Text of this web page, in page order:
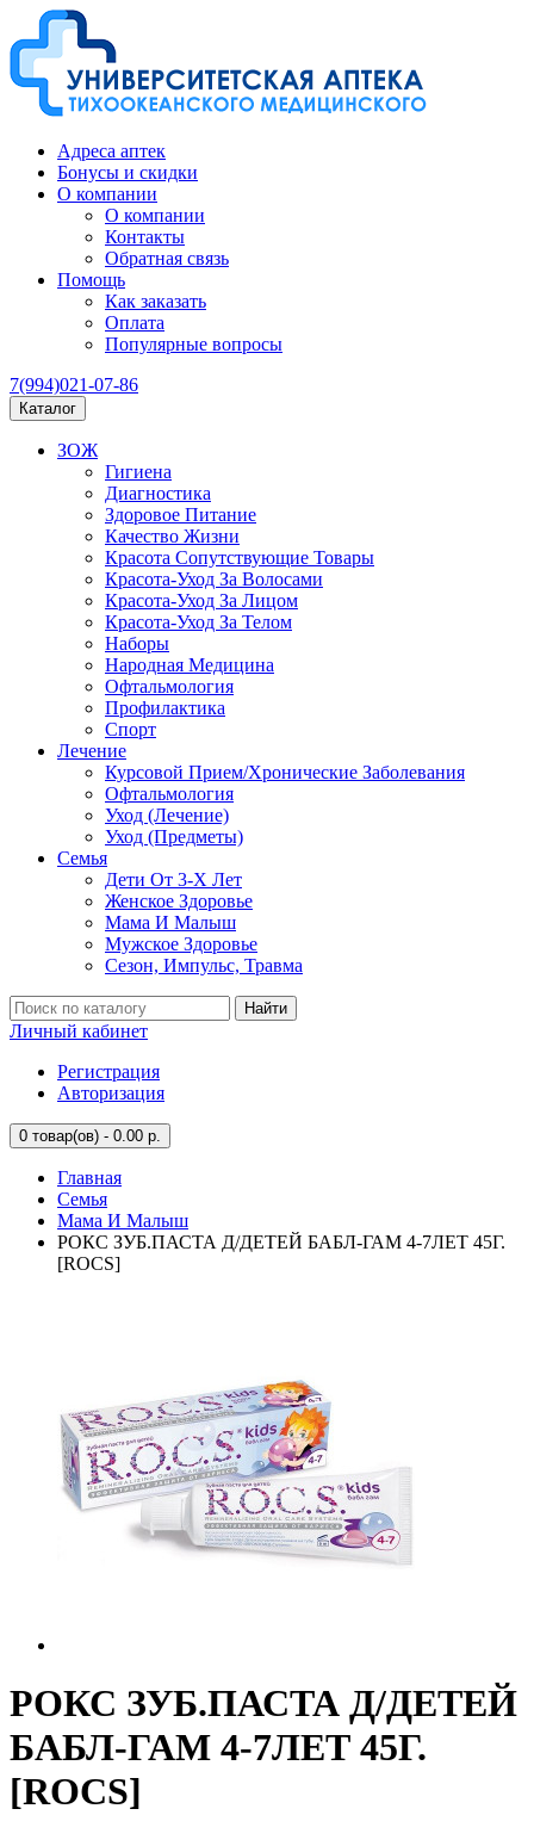
Адреса аптек
Бонусы и скидки
О компании
О компании
Контакты
Обратная связь
Помощь
Как заказать
Оплата
Популярные вопросы
7(994)021-07-86
Каталог
ЗОЖ
Гигиена
Диагностика
Здоровое Питание
Качество Жизни
Красота Сопутствующие Товары
Красота-Уход За Волосами
Красота-Уход За Лицом
Красота-Уход За Телом
Наборы
Народная Медицина
Офтальмология
Профилактика
Спорт
Лечение
Курсовой Прием/Хронические Заболевания
Офтальмология
Уход (Лечение)
Уход (Предметы)
Семья
Дети От 3-Х Лет
Женское Здоровье
Мама И Малыш
Мужское Здоровье
Сезон, Импульс, Травма
Найти
Личный кабинет
Регистрация
Авторизация
0 товар(ов) - 0.00 р.
Главная
Семья
Мама И Малыш
РОКС ЗУБ.ПАСТА Д/ДЕТЕЙ БАБЛ-ГАМ 4-7ЛЕТ 45Г.
[ROCS]
РОКС ЗУБ.ПАСТА Д/ДЕТЕЙ
БАБЛ-ГАМ 4-7ЛЕТ 45Г.
[ROCS]